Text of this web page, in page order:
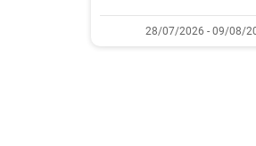
28/07/2026 - 09/08/